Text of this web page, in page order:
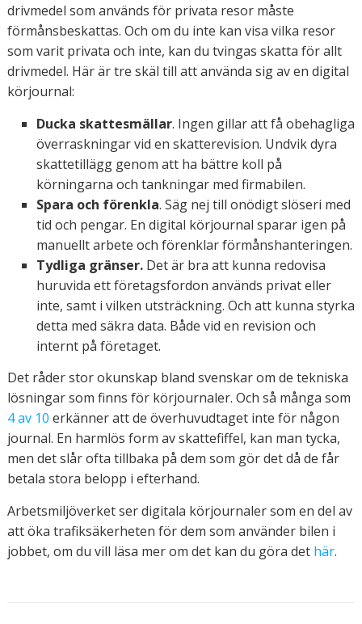
drivmedel som används för privata resor måste
förmånsbeskattas. Och om du inte kan visa vilka resor
som varit privata och inte, kan du tvingas skatta för allt
drivmedel. Här är tre skäl till att använda sig av en digital
körjournal:
Ducka skattesmällar. Ingen gillar att få obehagliga
överraskningar vid en skatterevision. Undvik dyra
skattetillägg genom att ha bättre koll på
körningarna och tankningar med firmabilen.
Spara och förenkla. Säg nej till onödigt slöseri med
tid och pengar. En digital körjournal sparar igen på
manuellt arbete och förenklar förmånshanteringen.
Tydliga gränser.Det är bra att kunna redovisa
huruvida ett företagsfordon används privat eller
inte, samt i vilken utsträckning. Och att kunna styrka
detta med säkra data. Både vid en revision och
internt på företaget.
Det råder stor okunskap bland svenskar om de tekniska
lösningar som finns för körjournaler. Och så många som
4 av 10 erkänner att de överhuvudtaget inte för någon
journal. En harmlös form av skattefiffel, kan man tycka,
men det slår ofta tillbaka på dem som gör det då de får
betala stora belopp i efterhand.
Arbetsmiljöverket ser digitala körjournaler som en del av
att öka trafiksäkerheten för dem som använder bilen i
jobbet, om du vill läsa mer om det kan du göra det här.